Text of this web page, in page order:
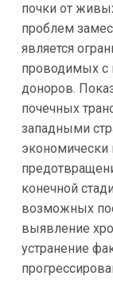
почки от
проблем
является
проводимых с
доноров.
почечных
западными
конечной
возможных
выявление
устранение